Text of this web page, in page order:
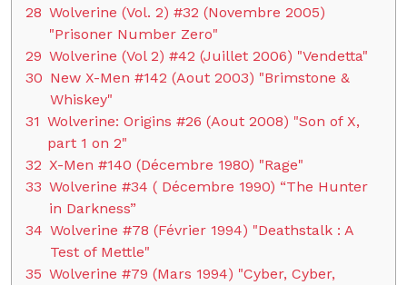
28 Wolverine (Vol. 2) #32 (Novembre 2005)
"Prisoner Number Zero"
29 Wolverine (Vol 2) #42 (Juillet 2006) "Vendetta"
30 New X-Men #142 (Aout 2003) "Brimstone &
Whiskey"
31 Wolverine: Origins #26 (Aout 2008) "Son of X,
part 1 on 2"
32 X-Men #140 (Décembre 1980) "Rage"
33 Wolverine #34 ( Décembre 1990) “The Hunter
in Darkness”
34 Wolverine #78 (Février 1994) "Deathstalk : A
Test of Mettle"
35 Wolverine #79 (Mars 1994) "Cyber, Cyber,